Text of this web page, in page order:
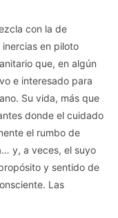
con la de
en piloto
que, en algún
e interesado para
Su vida, más que
donde el cuidado
el rumbo de
y, a veces, el suyo
y sentido de
Las